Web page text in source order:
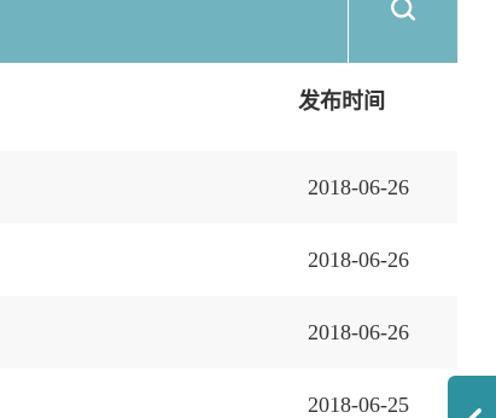
发布时间
2018-06-26
2018-06-26
2018-06-26
2018-06-25